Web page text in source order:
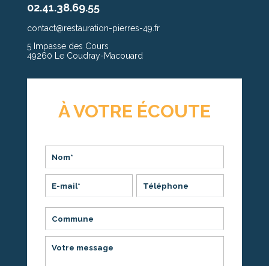
02.41.38.69.55
contact@restauration-pierres-49.fr
5 Impasse des Cours
49260 Le Coudray-Macouard
À VOTRE ÉCOUTE